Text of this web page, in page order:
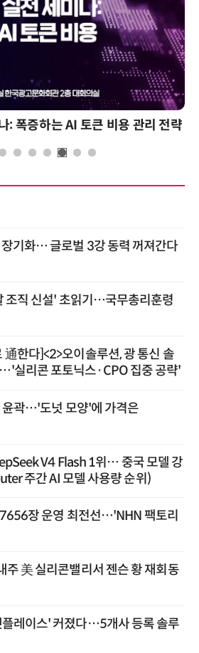
: 폭증하는 AI 토큰 비용 관리 전략
기화… 글로벌 3강 동력 꺼져간다
조직 신설' 초읽기…국무총리훈령
通한다]<2>오이솔루션, 광 통신 솔
실리콘 포토닉스·CPO 집중 공략'
윤곽…'도넛 모양'에 가격은
V4 Flash 1위… 중국 모델 강
주간 AI 모델 사용량 순위)
7656장 운영 최전선…'NHN 팩토리
주 美 실리콘밸리서 젠슨 황 재회동
플레이스' 커졌다…5개사 등록 솔루